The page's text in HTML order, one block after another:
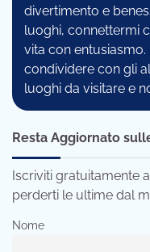
divertimento e
luoghi, connettermi
vita con
condividere con gli
luoghi da visitare e
Resta Aggiornato
Iscriviti gratuitamente
perderti le ultime dal
Nome